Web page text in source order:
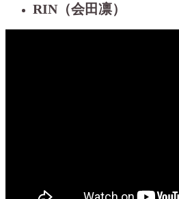
RIN（会田凛）